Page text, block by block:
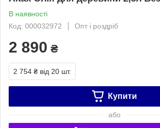
В наявності
Код: 000032972
Опт і роздріб
2 890 ₴
2 754 ₴ від 20 шт.
Купити
або